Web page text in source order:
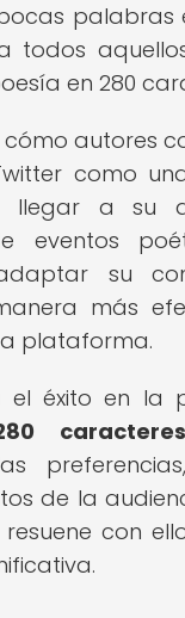
palabras
todos
en 280
autores
como
llegar a su
eventos
su
más
plataforma.
el éxito en la
caracteres
de la
con